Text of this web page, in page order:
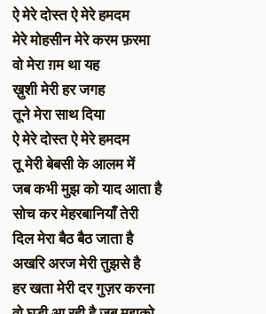
ऐ मेरे दोस्त ऐ मेरे हमदम
मेरे मोहसीन मेरे करम फ़रमा
वो मेरा ग़म था यह
ख़ुशी मेरी हर जगह
तूने मेरा साथ दिया
ऐ मेरे दोस्त ऐ मेरे हमदम
तू मेरी बेबसी के आलम में
जब कभी मुझ को याद आता है
सोच कर मेहरबानियाँ तेरी
दिल मेरा बैठ बैठ जाता है
अखरि अरज मेरी तुझसे है
हर खता मेरी दर गुज़र करना